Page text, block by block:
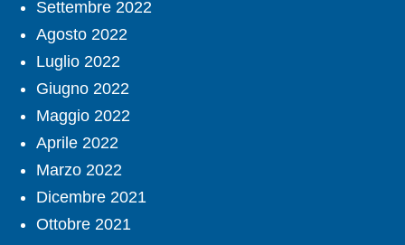
Settembre 2022
Agosto 2022
Luglio 2022
Giugno 2022
Maggio 2022
Aprile 2022
Marzo 2022
Dicembre 2021
Ottobre 2021